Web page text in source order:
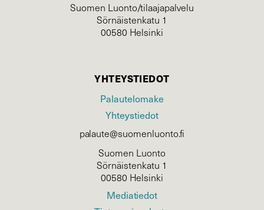
Suomen Luonto/tilaajapalvelu
Sörnäistenkatu 1
00580 Helsinki
YHTEYSTIEDOT
Palautelomake
Yhteystiedot
palaute@suomenluonto.fi
Suomen Luonto
Sörnäistenkatu 1
00580 Helsinki
Mediatiedot